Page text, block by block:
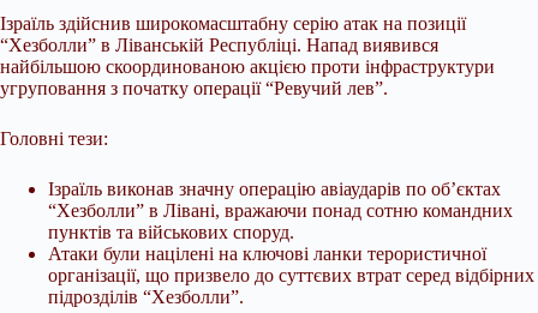
Ізраїль здійснив широкомасштабну серію атак на позиції
“Хезболли” в Ліванській Республіці. Напад виявився
найбільшою скоординованою акцією проти інфраструктури
угруповання з початку операції “Ревучий лев”.
Головні тези:
Ізраїль виконав значну операцію авіаударів по об’єктах
“Хезболли” в Лівані, вражаючи понад сотню командних
пунктів та військових споруд.
Атаки були націлені на ключові ланки терористичної
організації, що призвело до суттєвих втрат серед відбірних
підрозділів “Хезболли”.